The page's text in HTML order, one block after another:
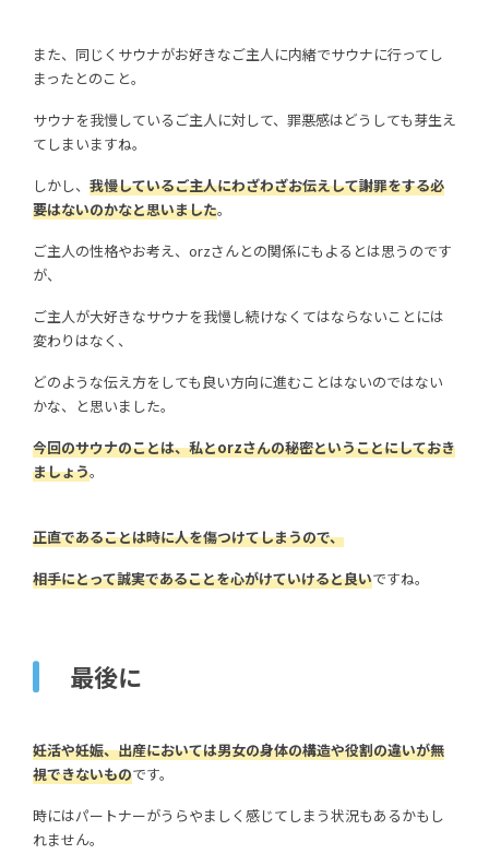
また、同じくサウナがお好きなご主人に内緒でサウナに行ってし
まったとのこと。
サウナを我慢しているご主人に対して、罪悪感はどうしても芽生え
てしまいますね。
しかし、 我慢しているご主人にわざわざお伝えして謝罪をする必
要はないのかなと思いました。
ご主人の性格やお考え、orzさんとの関係にもよるとは思うのです
が、
ご主人が大好きなサウナを我慢し続けなくてはならないことには
変わりはなく、
どのような伝え方をしても良い方向に進むことはないのではない
かな、と思いました。
今回のサウナのことは、私とorzさんの秘密ということにしておき
ましょう。
正直であることは時に人を傷つけてしまうので、
相手にとって誠実であることを心がけていけると良いですね。
最後に
妊活や妊娠、出産においては男女の身体の構造や役割の違いが無
視できないものです。
時にはパートナーがうらやましく感じてしまう状況もあるかもし
れません。